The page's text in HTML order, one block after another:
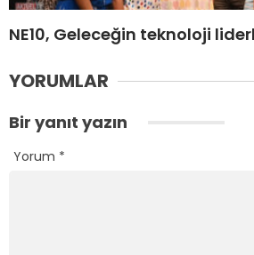
NE10, Geleceğin teknoloji
YORUMLAR
Bir yanıt yazın
Yorum *